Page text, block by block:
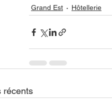
Grand Est
Hôtellerie
récents